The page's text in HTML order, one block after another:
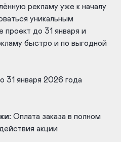
рекламу уже к началу
уникальным
до 31 января и
быстро и по выгодной
31 января 2026 года
Оплата заказа в полном
акции